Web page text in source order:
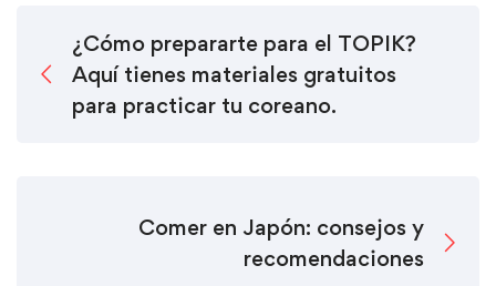
¿Cómo prepararte para el TOPIK?
Aquí tienes materiales gratuitos
para practicar tu coreano.
Comer en Japón: consejos y
recomendaciones